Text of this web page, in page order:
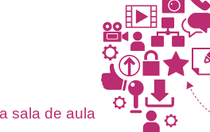
sala de aula